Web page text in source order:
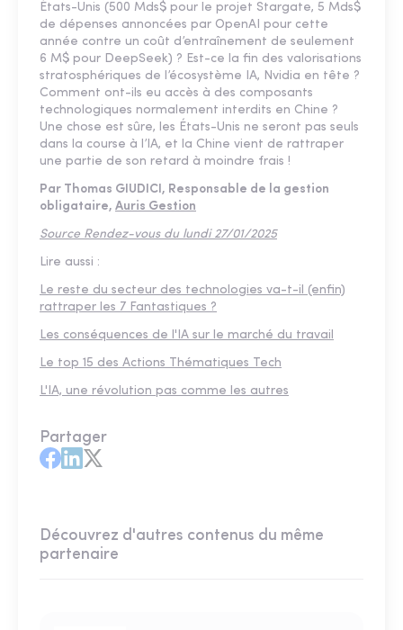
États-Unis (500 Mds$ pour le projet Stargate, 5 Mds$
de dépenses annoncées par OpenAI pour cette
année contre un coût d’entraînement de seulement
6 M$ pour DeepSeek) ? Est-ce la fin des valorisations
stratosphériques de l’écosystème IA, Nvidia en tête ?
Comment ont-ils eu accès à des composants
technologiques normalement interdits en Chine ?
Une chose est sûre, les États-Unis ne seront pas seuls
dans la course à l’IA, et la Chine vient de rattraper
une partie de son retard à moindre frais !
Par Thomas GIUDICI, Responsable de la gestion
obligataire, Auris Gestion
Source Rendez-vous du lundi 27/01/2025
Lire aussi :
Le reste du secteur des technologies va-t-il (enfin)
rattraper les 7 Fantastiques ?
Les conséquences de l'IA sur le marché du travail
Le top 15 des Actions Thématiques Tech
L'IA, une révolution pas comme les autres
Partager
Découvrez d'autres contenus du même
partenaire